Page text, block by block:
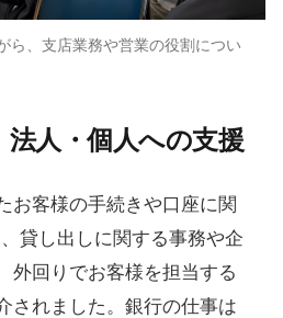
ら、支店業務や営業の役割につい
人・個人への​支援
お客様の手続きや口座に関
貸し出しに関する事務や企
外回りでお客様を担当する
されました。銀行の仕事は